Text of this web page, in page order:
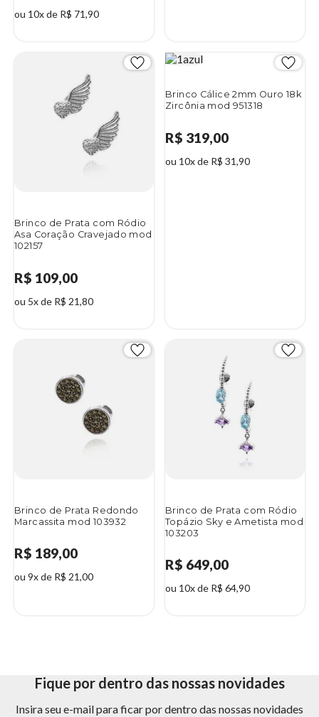
ou 10x de R$ 71,90
Brinco de Prata com Ródio
Asa Coração Cravejado mod
102157
R$ 109,00
ou 5x de R$ 21,80
Brinco Cálice 2mm Ouro 18k
Zircônia mod 951318
R$ 319,00
ou 10x de R$ 31,90
Brinco de Prata Redondo
Marcassita mod 103932
R$ 189,00
ou 9x de R$ 21,00
Brinco de Prata com Ródio
Topázio Sky e Ametista mod
103203
R$ 649,00
ou 10x de R$ 64,90
Fique por dentro das nossas novidades
Insira seu e-mail para ficar por dentro das nossas novidades